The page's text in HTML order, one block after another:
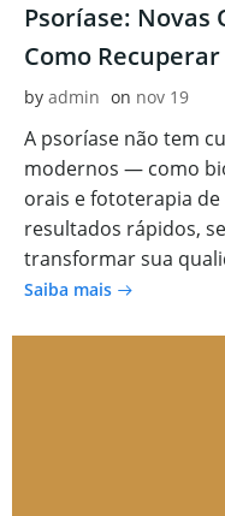
Psoríase: Novas
Como
by admin on nov 19
A psoríase não tem
modernos — como
orais e fototerapia
resultados rápidos,
transformar sua
Saiba mais